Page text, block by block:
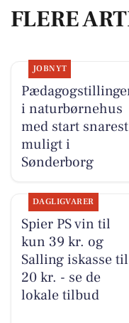
FLERE
JOBNYT
i naturbørnehus
med start snarest
muligt i
Sønderborg
DAGLIGVARER
Spier PS vin til
kun 39 kr. og
Salling iskasse til
20 kr. - se de
lokale tilbud